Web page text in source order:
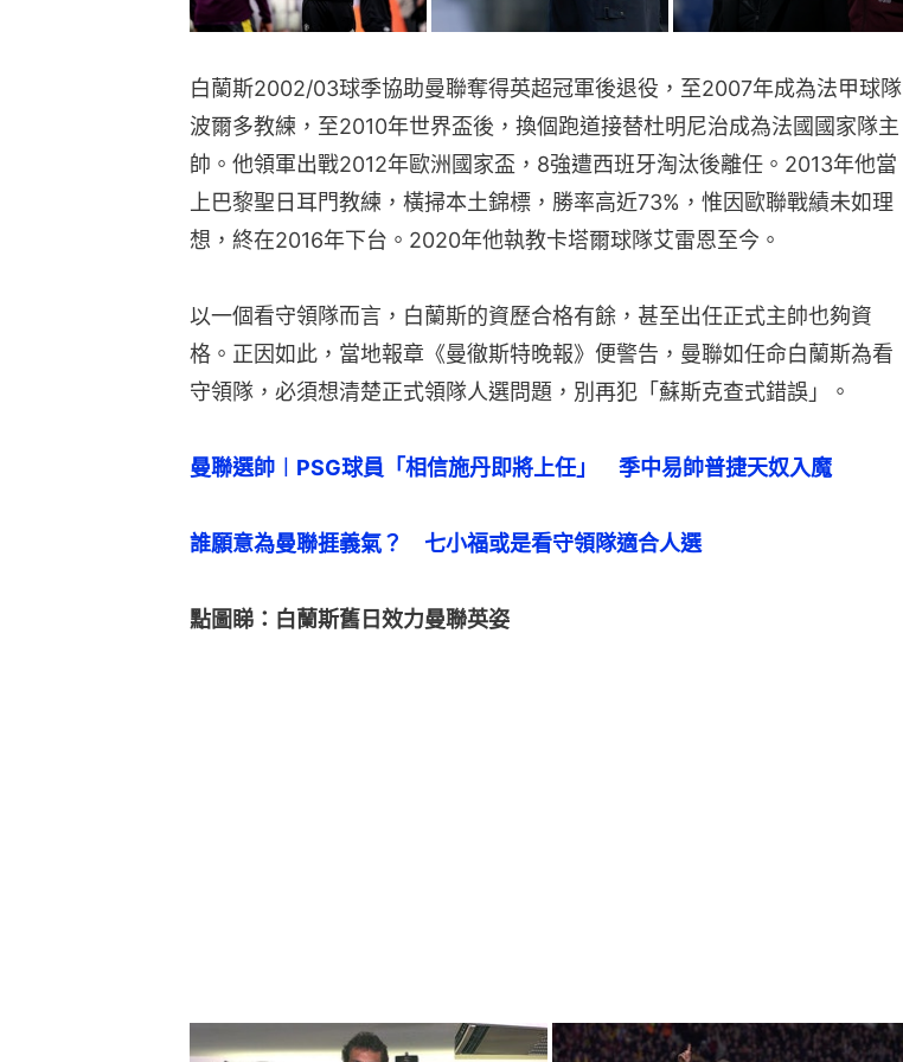
白蘭斯2002/03球季協助曼聯奪得英超冠軍後退役，至2007年成為法甲球隊
波爾多教練，至2010年世界盃後，換個跑道接替杜明尼治成為法國國家隊主
帥。他領軍出戰2012年歐洲國家盃，8強遭西班牙淘汰後離任。2013年他當
上巴黎聖日耳門教練，橫掃本土錦標，勝率高近73%，惟因歐聯戰績未如理
想，終在2016年下台。2020年他執教卡塔爾球隊艾雷恩至今。
以一個看守領隊而言，白蘭斯的資歷合格有餘，甚至出任正式主帥也夠資
格。正因如此，當地報章《曼徹斯特晚報》便警告，曼聯如任命白蘭斯為看
守領隊，必須想清楚正式領隊人選問題，別再犯「蘇斯克查式錯誤」。
曼聯選帥︱PSG球員「相信施丹即將上任」　季中易帥普捷天奴入魔
誰願意為曼聯捱義氣？　七小福或是看守領隊適合人選
點圖睇：白蘭斯舊日效力曼聯英姿